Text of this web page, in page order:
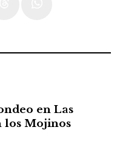
en Las
los Mojinos